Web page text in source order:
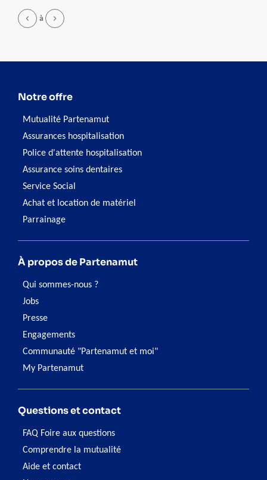
Page à
Notre offre
Mutualité Partenamut
Assurances hospitalisation
Police d'attente hospitalisation
Assurance soins dentaires
Service Social
Achat et location de matériel
Parrainage
À propos de Partenamut
Qui sommes-nous ?
Jobs
Presse
Engagements
Communauté "Partenamut et moi"
My Partenamut
Questions et contact
FAQ Foire aux questions
Comprendre la mutualité
Aide et contact